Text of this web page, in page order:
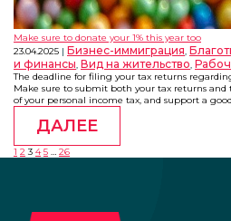
Make sure to donate your 1% this year too
23.04.2025
Бизнес-иммиграция,
и финансы, Вид на жительство,
The deadline for filing your tax returns
Make sure to submit both your tax returns and
of your personal income tax, and support a
ДАЛЕЕ
1 2 3 4 5 … 26